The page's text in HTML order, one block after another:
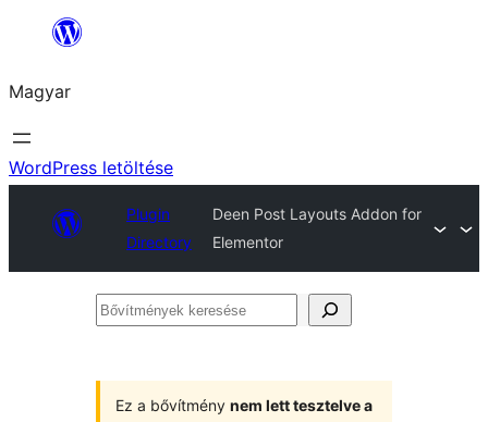
Ugrás
tartalomhoz
Magyar
WordPress letöltése
Plugin
Directory
Deen Post Layouts Addon for
Elementor
Bővítmények
Ez a bővítmény nem lett tesztelve a